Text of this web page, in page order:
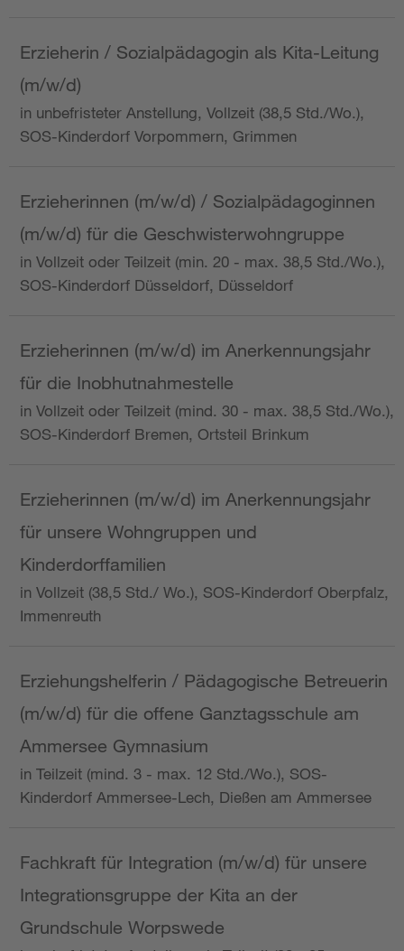
Erzieherin / Sozialpädagogin als Kita-Leitung
(m/w/d)
in unbefristeter Anstellung, Vollzeit (38,5 Std./Wo.),
SOS-Kinderdorf Vorpommern, Grimmen
Erzieherinnen (m/w/d) / Sozialpädagoginnen
(m/w/d) für die Geschwisterwohngruppe
in Vollzeit oder Teilzeit (min. 20 - max. 38,5 Std./Wo.),
SOS-Kinderdorf Düsseldorf, Düsseldorf
Erzieherinnen (m/w/d) im Anerkennungsjahr
für die Inobhutnahmestelle
in Vollzeit oder Teilzeit (mind. 30 - max. 38,5 Std./Wo.),
SOS-Kinderdorf Bremen, Ortsteil Brinkum
Erzieherinnen (m/w/d) im Anerkennungsjahr
für unsere Wohngruppen und
Kinderdorffamilien
in Vollzeit (38,5 Std./ Wo.), SOS-Kinderdorf Oberpfalz,
Immenreuth
Erziehungshelferin / Pädagogische Betreuerin
(m/w/d) für die offene Ganztagsschule am
Ammersee Gymnasium
in Teilzeit (mind. 3 - max. 12 Std./Wo.), SOS-
Kinderdorf Ammersee-Lech, Dießen am Ammersee
Fachkraft für Integration (m/w/d) für unsere
Integrationsgruppe der Kita an der
Grundschule Worpswede